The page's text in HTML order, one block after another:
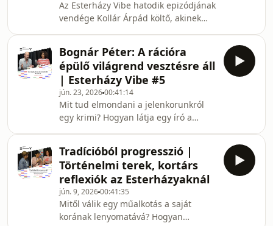
Irodalmi Díj shortlistjére.A
beszélgetésben szó esik arról, hogyan
formálja az embert a környezete,
miért
Az Esterházy Vibe hatodik epizódjának
vendége Kollár Árpád költő, akinek
Irodalmi Díj shortlistjére.Kollár Árpád
mesél a versírás kiszámíthatatlan
folyamatáról, a hangzás
fontosságáról, a család és az alkotás
közötti egyensúlyról, valamint arról is,
milyen személyes és történelmi
tapasztalatok formálták a Nád verseit.
Szó e
Bognár Péter: A rációra
épülő világrend vesztésre áll
| Esterházy Vibe #5
jún. 23, 202600:41:14
Mit tud elmondani a jelenkorunkról
egy krimi? Hogyan látja egy író a
Esterházy Vibe ötödik epizódjának
vendége Bognár Péter író, költő,
akinek Elmész, visszajössz, sose halsz
meg című regénye felkerült a 2026-os
Esterházy Irodalmi Díj
shortlistjére.Beszélgetünk a polgárőr-
Tradícióból progresszió |
Történelmi terek, kortárs
reflexiók az Esterházyaknál
jún. 9, 202600:41:35
Mitől válik egy műalkotás a saját
korának lenyomatává? Hogyan